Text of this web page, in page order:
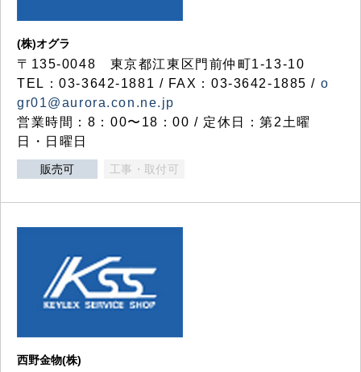
(株)オグラ
〒135-0048 東京都江東区門前仲町1-13-10
TEL：03-3642-1881 / FAX：03-3642-1885 / o
gr01@aurora.con.ne.jp
営業時間：8：00〜18：00 / 定休日：第2土曜
日・日曜日
販売可 工事・取付可
西野金物(株)